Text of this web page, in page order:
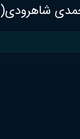
شاهرودی(2)